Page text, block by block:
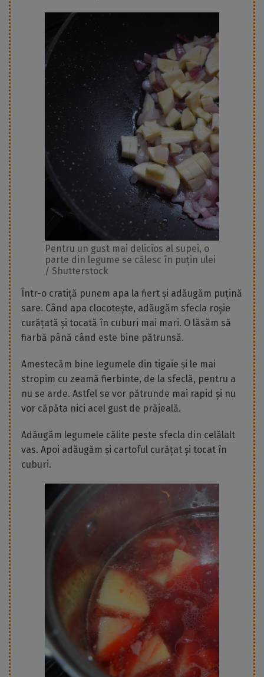
Pentru un gust mai delicios al supei, o
parte din legume se călesc în puțin ulei
/ Shutterstock
Într-o cratiță punem apa la fiert și adăugăm puțină
sare. Când apa clocotește, adăugăm sfecla roșie
curățată și tocată în cuburi mai mari. O lăsăm să
fiarbă până când este bine pătrunsă.
Amestecăm bine legumele din tigaie și le mai
stropim cu zeamă fierbinte, de la sfeclă, pentru a
nu se arde. Astfel se vor pătrunde mai rapid și nu
vor căpăta nici acel gust de prăjeală.
Adăugăm legumele călite peste sfecla din celălalt
vas. Apoi adăugăm și cartoful curățat și tocat în
cuburi.